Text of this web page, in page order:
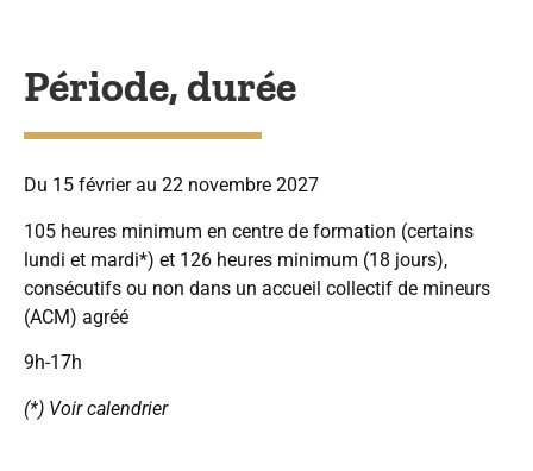
Période, durée
Du 15 février au 22 novembre 2027
105 heures minimum en centre de formation (certains
lundi et mardi*) et 126 heures minimum (18 jours),
consécutifs ou non dans un accueil collectif de mineurs
(ACM) agréé
9h-17h
(*) Voir calendrier